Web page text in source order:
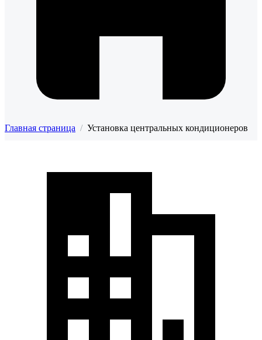
Главная страница / Установка центральных кондиционеров